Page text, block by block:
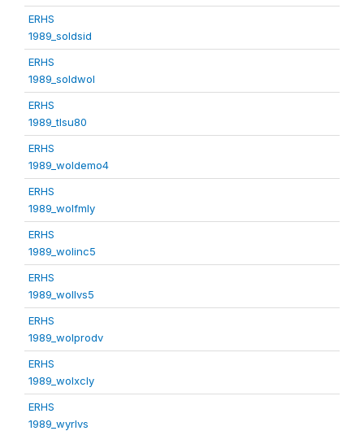
ERHS
1989_soldsid
ERHS
1989_soldwol
ERHS
1989_tlsu80
ERHS
1989_woldemo4
ERHS
1989_wolfmly
ERHS
1989_wolinc5
ERHS
1989_wollvs5
ERHS
1989_wolprodv
ERHS
1989_wolxcly
ERHS
1989_wyrlvs